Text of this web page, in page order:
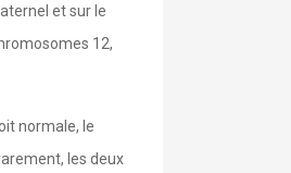
et sur le
12,
normale, le
les deux